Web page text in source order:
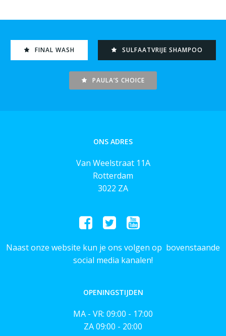
FINAL WASH SULFAATVRIJE SHAMPOO
PAULA’S CHOICE
ONS ADRES
Van Weelstraat 11A
Rotterdam
3022 ZA
Naast onze website kun je ons volgen op bovenstaande
social media kanalen!
OPENINGSTIJDEN
MA - VR: 09:00 - 17:00
ZA 09:00 - 20:00